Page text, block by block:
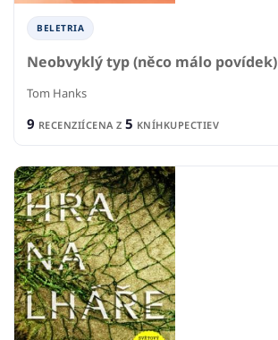
BELETRIA
Neobvyklý typ (něco málo povídek)
Tom Hanks
9 RECENZIÍCENA Z 5 KNÍHKUPECTIEV